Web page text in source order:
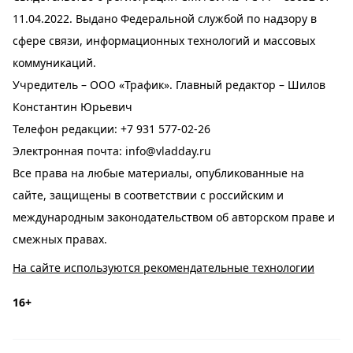
11.04.2022. Выдано Федеральной службой по надзору в
сфере связи, информационных технологий и массовых
коммуникаций.
Учредитель – ООО «Трафик». Главный редактор – Шилов
Константин Юрьевич
Телефон редакции: +7 931 577-02-26
Электронная почта: info@vladday.ru
Все права на любые материалы, опубликованные на
сайте, защищены в соответствии с российским и
международным законодательством об авторском праве и
смежных правах.
На сайте используются рекомендательные технологии
16+